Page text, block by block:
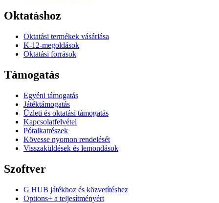
Oktatáshoz
Oktatási termékek vásárlása
K-12-megoldások
Oktatási források
Támogatás
Egyéni támogatás
Játéktámogatás
Üzleti és oktatási támogatás
Kapcsolatfelvétel
Pótalkatrészek
Kövesse nyomon rendelését
Visszaküldések és lemondások
Szoftver
G HUB játékhoz és közvetítéshez
Options+ a teljesítményért